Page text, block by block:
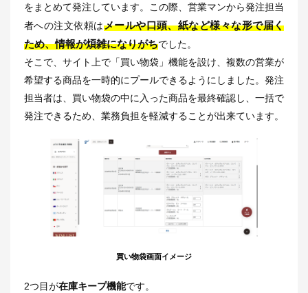
をまとめて発注しています。この際、営業マンから発注担当
者への注文依頼はメールや口頭、紙など様々な形で届く
ため、情報が煩雑になりがちでした。
そこで、サイト上で「買い物袋」機能を設け、複数の営業が
希望する商品を一時的にプールできるようにしました。発注
担当者は、買い物袋の中に入った商品を最終確認し、一括で
発注できるため、業務負担を軽減することが出来ています。
買い物袋画面イメージ
2つ目が在庫キープ機能です。